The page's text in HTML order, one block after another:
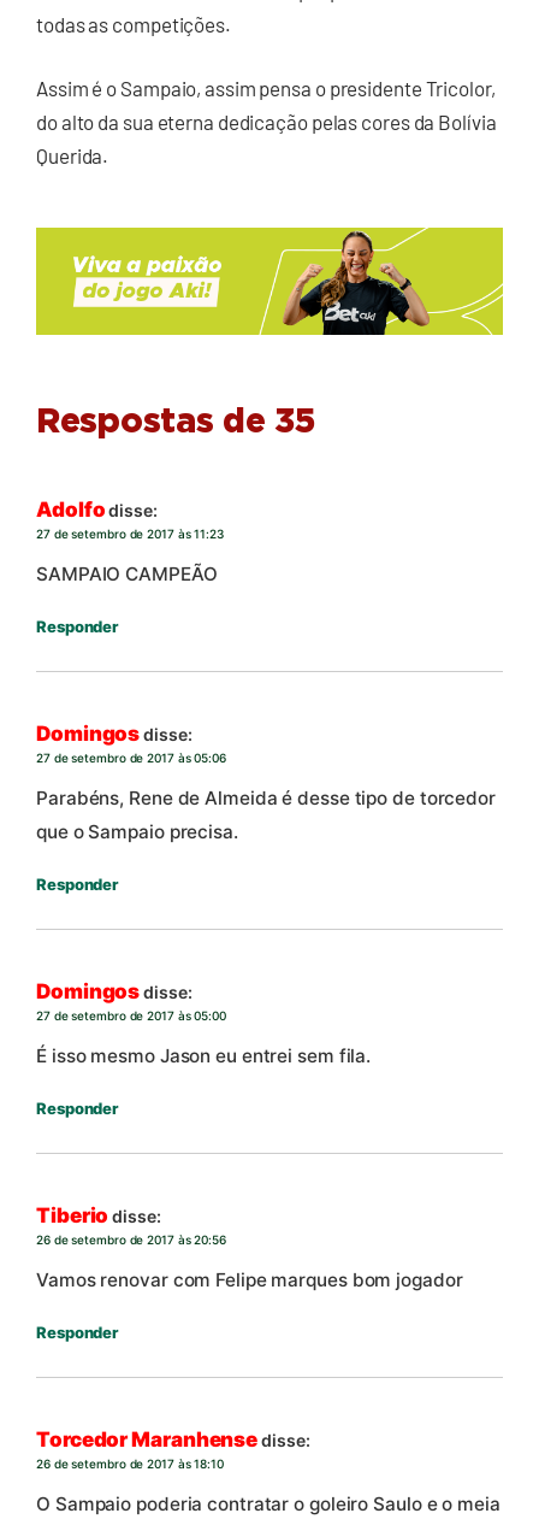
todas as competições.
Assim é o Sampaio, assim pensa o presidente Tricolor,
do alto da sua eterna dedicação pelas cores da Bolívia
Querida.
Respostas de 35
Adolfodisse:
27 de setembro de 2017 às 11:23
SAMPAIO CAMPEÃO
Responder
Domingosdisse:
27 de setembro de 2017 às 05:06
Parabéns, Rene de Almeida é desse tipo de torcedor
que o Sampaio precisa.
Responder
Domingosdisse:
27 de setembro de 2017 às 05:00
É isso mesmo Jason eu entrei sem fila.
Responder
Tiberio disse:
26 de setembro de 2017 às 20:56
Vamos renovar com Felipe marques bom jogador
Responder
Torcedor Maranhensedisse:
26 de setembro de 2017 às 18:10
O Sampaio poderia contratar o goleiro Saulo e o meia